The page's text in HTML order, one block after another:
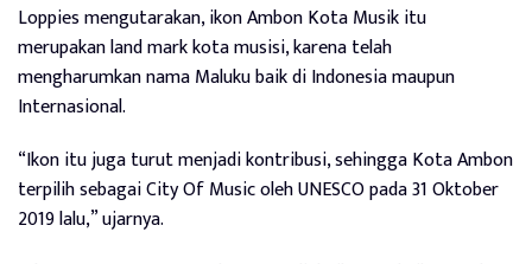
Loppies mengutarakan, ikon Ambon Kota Musik itu
merupakan land mark kota musisi, karena telah
mengharumkan nama Maluku baik di Indonesia maupun
Internasional.
“Ikon itu juga turut menjadi kontribusi, sehingga Kota Ambon
terpilih sebagai City Of Music oleh UNESCO pada 31 Oktober
2019 lalu,” ujarnya.